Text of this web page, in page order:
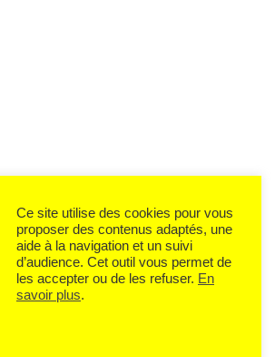
Ce site utilise des cookies pour vous
proposer des contenus adaptés, une
aide à la navigation et un suivi
d’audience. Cet outil vous permet de
les accepter ou de les refuser. En
savoir plus.